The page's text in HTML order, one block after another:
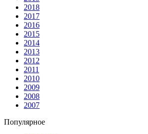
2018
2017
2016
2015
2014
2013
2012
2011
2010
2009
2008
2007
Популярное